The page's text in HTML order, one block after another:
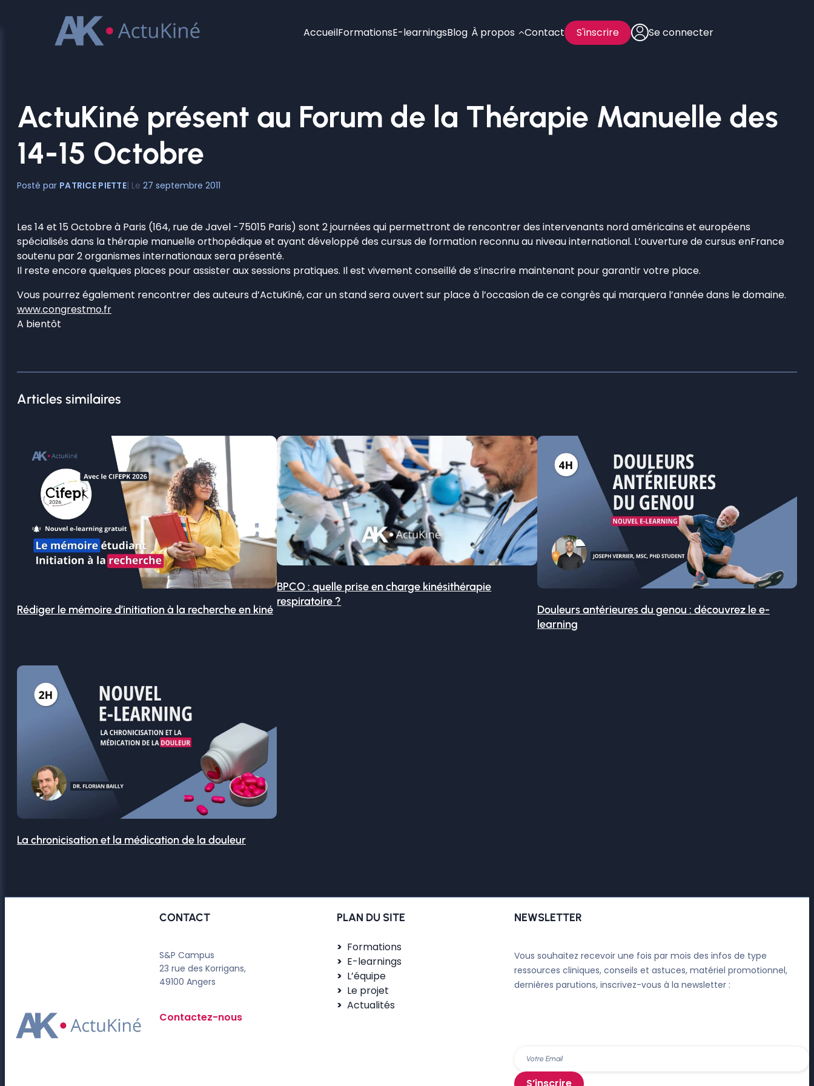
AccueilFormationsE-learningsBlog À propos Contact S'inscrire Se connecter
ActuKiné présent au Forum de la Thérapie Manuelle des
14-15 Octobre
PATRICE PIETTE 27 septembre 2011
Les 14 et 15 Octobre à Paris (164, rue de Javel -75015 Paris) sont 2 journées qui permettront de rencontrer des intervenants nord américains et européens
spécialisés dans la thérapie manuelle orthopédique et ayant développé des cursus de formation reconnu au niveau international. L’ouverture de cursus enFrance
soutenu par 2 organismes internationaux sera présenté.
Il reste encore quelques places pour assister aux sessions pratiques. Il est vivement conseillé de s’inscrire maintenant pour garantir votre place.
Vous pourrez également rencontrer des auteurs d’ActuKiné, car un stand sera ouvert sur place à l’occasion de ce congrès qui marquera l’année dans le domaine.
www.congrestmo.fr
A bientôt
Articles similaires
Rédiger le mémoire d’initiation à la recherche en kiné
BPCO : quelle prise en charge kinésithérapie
respiratoire ?
Douleurs antérieures du genou : découvrez le e-
learning
La chronicisation et la médication de la douleur
CONTACT
S&P Campus
23 rue des Korrigans,
49100 Angers
Contactez-nous
PLAN DU SITE
Formations
E-learnings
L’équipe
Le projet
Actualités
NEWSLETTER
Vous souhaitez recevoir une fois par mois des infos de type
ressources cliniques, conseils et astuces, matériel promotionnel,
dernières parutions, inscrivez-vous à la newsletter :